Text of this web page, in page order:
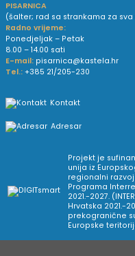
PISARNICA
(šalter; rad sa strankama za
Radno vrijeme:
Ponedjeljak – Petak
8.00 – 14.00 sati
E-mail: pisarnica@kastela.hr
Tel.: +385 21/205-230
Kontakt
Adresar
Projekt je
unija iz
regionalni razvoj
Programa
2021.-2027.
Hrvatska 2021.-
prekogranične
Europske